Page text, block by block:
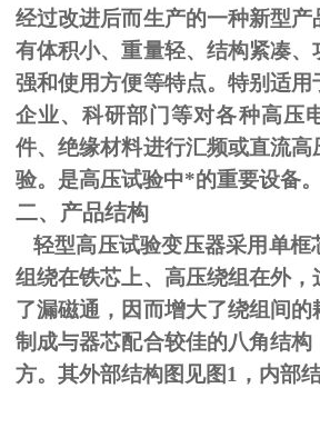
经过改进后而生产的一种新型
有体积小、重量轻、结构紧凑
强和使用方便等特点。特别适
企业、科研部门等对各种高压
件、绝缘材料进行汇频或直流
验。是高压试验中*的重要设备。
二、产品结构
轻型高压试验变压器采用单框
组绕在铁芯上、高压绕组在外
了漏磁通，因而增大了绕组间
制成与器芯配合较佳的八角结
方。其外部结构图见图1 ，内部